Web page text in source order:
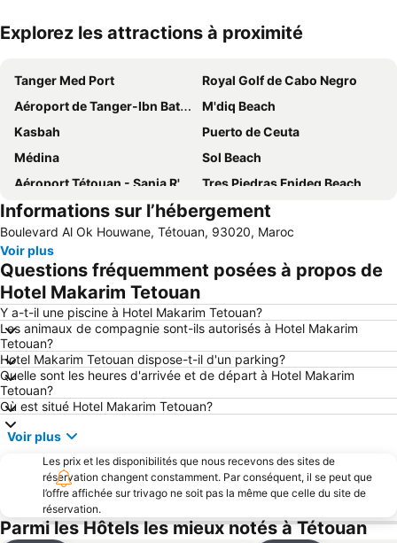
Explorez les attractions à proximité
Tanger Med Port
Royal Golf de Cabo Negro
Aéroport de Tanger-Ibn Battouta
M'diq Beach
Kasbah
Puerto de Ceuta
Médina
Sol Beach
Aéroport Tétouan - Sania R'mel
Tres Piedras Fnideq Beach
Rue de la Marine
Plaza de África
Marco Polo
Médina
Marshan
TanjaZZ
Royal Golf de Tanger
Benítez
Mendoubia Gardens
Benzú
Punta Blanca
Informations sur l’hébergement
Boulevard Al Ok Houwane, Tétouan, 93020, Maroc
Voir plus
Questions fréquemment posées à propos de
Hotel Makarim Tetouan
Y a-t-il une piscine à Hotel Makarim Tetouan?
Les animaux de compagnie sont-ils autorisés à Hotel Makarim
Tetouan?
Hotel Makarim Tetouan dispose-t-il d'un parking?
Quelle sont les heures d'arrivée et de départ à Hotel Makarim
Tetouan?
Où est situé Hotel Makarim Tetouan?
Voir plus
Les prix et les disponibilités que nous recevons des sites de
réservation changent constamment. Par conséquent, il se peut que
l’offre affichée sur trivago ne soit pas la même que celle du site de
réservation.
Parmi les Hôtels les mieux notés à Tétouan